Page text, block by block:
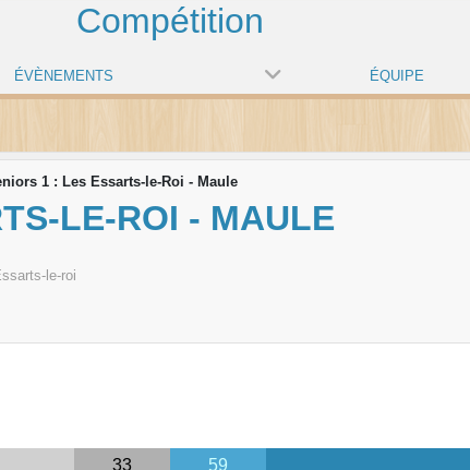
Compétition
ÉVÈNEMENTS ÉQUIPE
1 : Les Essarts-le-Roi - Maule
LE-ROI - MAULE
le-roi
33 59